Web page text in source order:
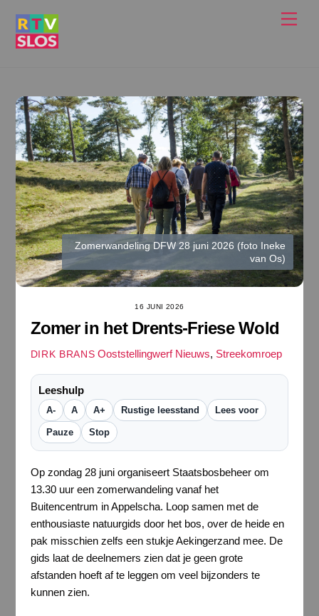
Zomerwandeling DFW 28 juni 2026 (foto Ineke
van Os)
16 JUNI 2026
Zomer in het Drents-Friese Wold
DIRK BRANS Ooststellingwerf Nieuws, Streekomroep
Leeshulp
A- A A+ Rustige leesstand Lees voor
Pauze Stop
Op zondag 28 juni organiseert Staatsbosbeheer om
13.30 uur een zomerwandeling vanaf het
Buitencentrum in Appelscha. Loop samen met de
enthousiaste natuurgids door het bos, over de heide en
pak misschien zelfs een stukje Aekingerzand mee. De
gids laat de deelnemers zien dat je geen grote
afstanden hoeft af te leggen om veel bijzonders te
kunnen zien.